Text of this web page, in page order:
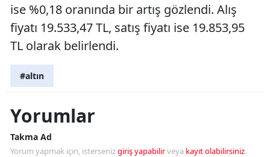
ise %0,18 oranında bir artış gözlendi. Alış
fiyatı 19.533,47 TL, satış fiyatı ise 19.853,95
TL olarak belirlendi.
#altın
Yorumlar
Takma Ad
Yorum yapmak için, istersenizgiriş yapabilirveya kayıt olabilirsiniz.